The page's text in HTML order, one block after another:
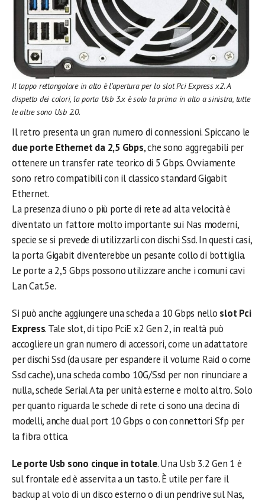
Il tappo rettangolare in alto è l’apertura per lo slot Pci Express x2. A
dispetto dei colori, la porta Usb 3.x è solo la prima in alto a sinistra, tutte
le altre sono Usb 2.0.
Il retro presenta un gran numero di connessioni. Spiccano le
due porte Ethernet da 2,5 Gbps, che sono aggregabili per
ottenere un transfer rate teorico di 5 Gbps. Ovviamente
sono retro compatibili con il classico standard Gigabit
Ethernet.
La presenza di uno o più porte di rete ad alta velocità è
diventato un fattore molto importante sui Nas moderni,
specie se si prevede di utilizzarli con dischi Ssd. In questi casi,
la porta Gigabit diventerebbe un pesante collo di bottiglia.
Le porte a 2,5 Gbps possono utilizzare anche i comuni cavi
Lan Cat.5e.
Si può anche aggiungere una scheda a 10 Gbps nello slot Pci
Express. Tale slot, di tipo PciE x2 Gen 2, in realtà può
accogliere un gran numero di accessori, come un adattatore
per dischi Ssd (da usare per espandere il volume Raid o come
Ssd cache), una scheda combo 10G/Ssd per non rinunciare a
nulla, schede Serial Ata per unità esterne e molto altro. Solo
per quanto riguarda le schede di rete ci sono una decina di
modelli, anche dual port 10 Gbps o con connettori Sfp per
la fibra ottica.
Le porte Usb sono cinque in totale. Una Usb 3.2 Gen 1 è
sul frontale ed è asservita a un tasto. È utile per fare il
backup al volo di un disco esterno o di un pendrive sul Nas,